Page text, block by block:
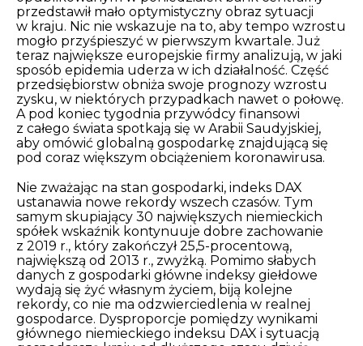
przedstawił mało optymistyczny obraz sytuacji
w kraju. Nic nie wskazuje na to, aby tempo wzrostu
mogło przyśpieszyć w pierwszym kwartale.Już
teraz największe europejskie firmy analizują, w jaki
sposób epidemia uderza w ich działalność. Część
przedsiębiorstw obniża swoje prognozy wzrostu
zysku, w niektórych przypadkach nawet o połowę.
A pod koniec tygodnia przywódcy finansowi
z całego świata spotkają się w Arabii Saudyjskiej,
aby omówić globalną gospodarkę znajdującą się
pod coraz większym obciążeniem koronawirusa.
Nie zważając na stan gospodarki, indeks DAX
ustanawia nowe rekordy wszech czasów. Tym
samym skupiający 30 największych niemieckich
spółek wskaźnik kontynuuje dobre zachowanie
z 2019 r., który zakończył 25,5-procentową,
największą od 2013 r., zwyżką. Pomimo słabych
danych z gospodarki główne indeksy giełdowe
wydają się żyć własnym życiem, biją kolejne
rekordy, co nie ma odzwierciedlenia w realnej
gospodarce. Dysproporcje pomiędzy wynikami
głównego niemieckiego indeksu DAX i sytuacją